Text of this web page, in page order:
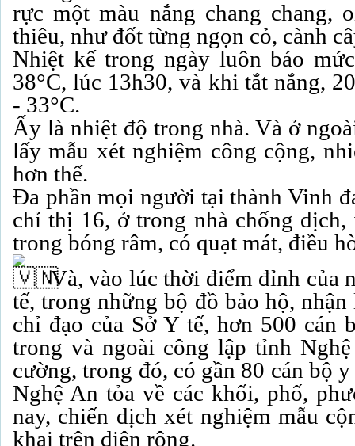
rực một màu nắng chang chang,
thiêu, như đốt từng ngọn cỏ, cành
Nhiệt kế trong ngày luôn báo
38°C, lúc 13h30, và khi tắt nắng,
- 33°C.
Ấy là nhiệt độ trong nhà. Và ở
lấy mẫu xét nghiệm công cộng,
hơn thế.
Đa phần mọi người tại thành Vinh
chỉ thị 16, ở trong nhà chống
trong bóng râm, có quạt mát, điều
Và, vào lúc thời điểm đỉnh của
tế, trong những bộ đồ bảo hộ,
chỉ đạo của Sở Y tế, hơn 500 cán
trong và ngoài công lập tỉnh
cường, trong đó, có gần 80 cán bộ
Nghệ An tỏa về các khối, phố,
nay, chiến dịch xét nghiệm mẫu
khai trên diện rộng.